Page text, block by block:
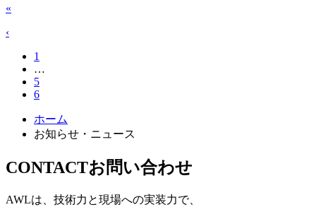
«
‹
1
…
5
6
ホーム
お知らせ・ニュース
CONTACTお問い合わせ
AWLは、技術力と現場への実装力で、